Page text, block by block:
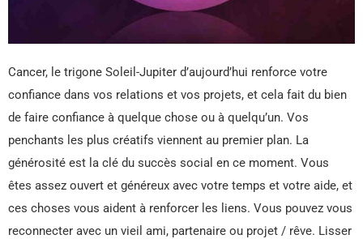
Cancer, le trigone Soleil-Jupiter d’aujourd’hui renforce votre
confiance dans vos relations et vos projets, et cela fait du bien
de faire confiance à quelque chose ou à quelqu’un. Vos
penchants les plus créatifs viennent au premier plan. La
générosité est la clé du succès social en ce moment. Vous
êtes assez ouvert et généreux avec votre temps et votre aide, et
ces choses vous aident à renforcer les liens. Vous pouvez vous
reconnecter avec un vieil ami, partenaire ou projet / rêve. Lisser